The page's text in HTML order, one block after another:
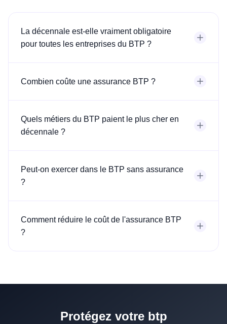
La décennale est-elle vraiment obligatoire
pour toutes les entreprises du BTP ?
Combien coûte une assurance BTP ?
Quels métiers du BTP paient le plus cher en
décennale ?
Peut-on exercer dans le BTP sans assurance
?
Comment réduire le coût de l'assurance BTP
?
Protégez votre btp